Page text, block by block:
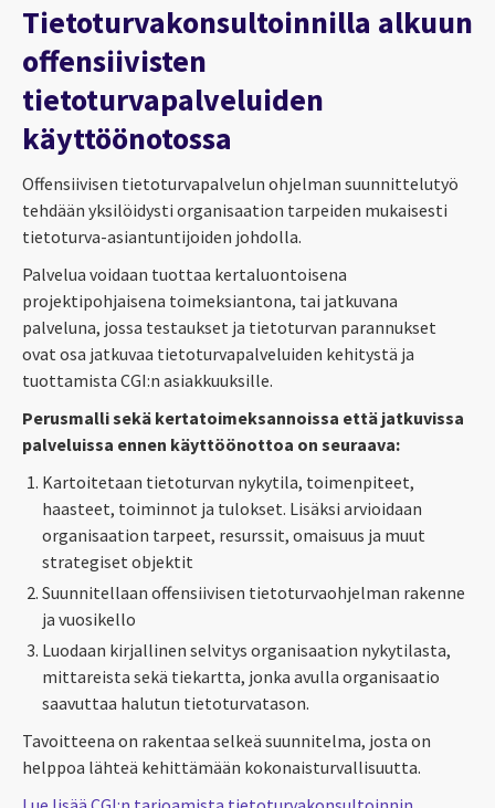
Tietoturvakonsultoinnilla alkuun
offensiivisten
tietoturvapalveluiden
käyttöönotossa
Offensiivisen tietoturvapalvelun ohjelman suunnittelutyö
tehdään yksilöidysti organisaation tarpeiden mukaisesti
tietoturva-asiantuntijoiden johdolla.
Palvelua voidaan tuottaa kertaluontoisena
projektipohjaisena toimeksiantona, tai jatkuvana
palveluna, jossa testaukset ja tietoturvan parannukset
ovat osa jatkuvaa tietoturvapalveluiden kehitystä ja
tuottamista CGI:n asiakkuuksille.
Perusmalli sekä kertatoimeksannoissa että jatkuvissa
palveluissa ennen käyttöönottoa on seuraava:
Kartoitetaan tietoturvan nykytila, toimenpiteet,
haasteet, toiminnot ja tulokset. Lisäksi arvioidaan
organisaation tarpeet, resurssit, omaisuus ja muut
strategiset objektit
Suunnitellaan offensiivisen tietoturvaohjelman rakenne
ja vuosikello
Luodaan kirjallinen selvitys organisaation nykytilasta,
mittareista sekä tiekartta, jonka avulla organisaatio
saavuttaa halutun tietoturvatason.
Tavoitteena on rakentaa selkeä suunnitelma, josta on
helppoa lähteä kehittämään kokonaisturvallisuutta.